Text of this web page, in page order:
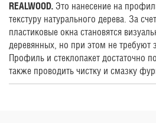
REALWOOD. Это нанесение на
текстуру натурального дерева. За
пластиковые окна становятся
деревянных, но при этом не требуют
Профиль и стеклопакет достаточно
также проводить чистку и смазку